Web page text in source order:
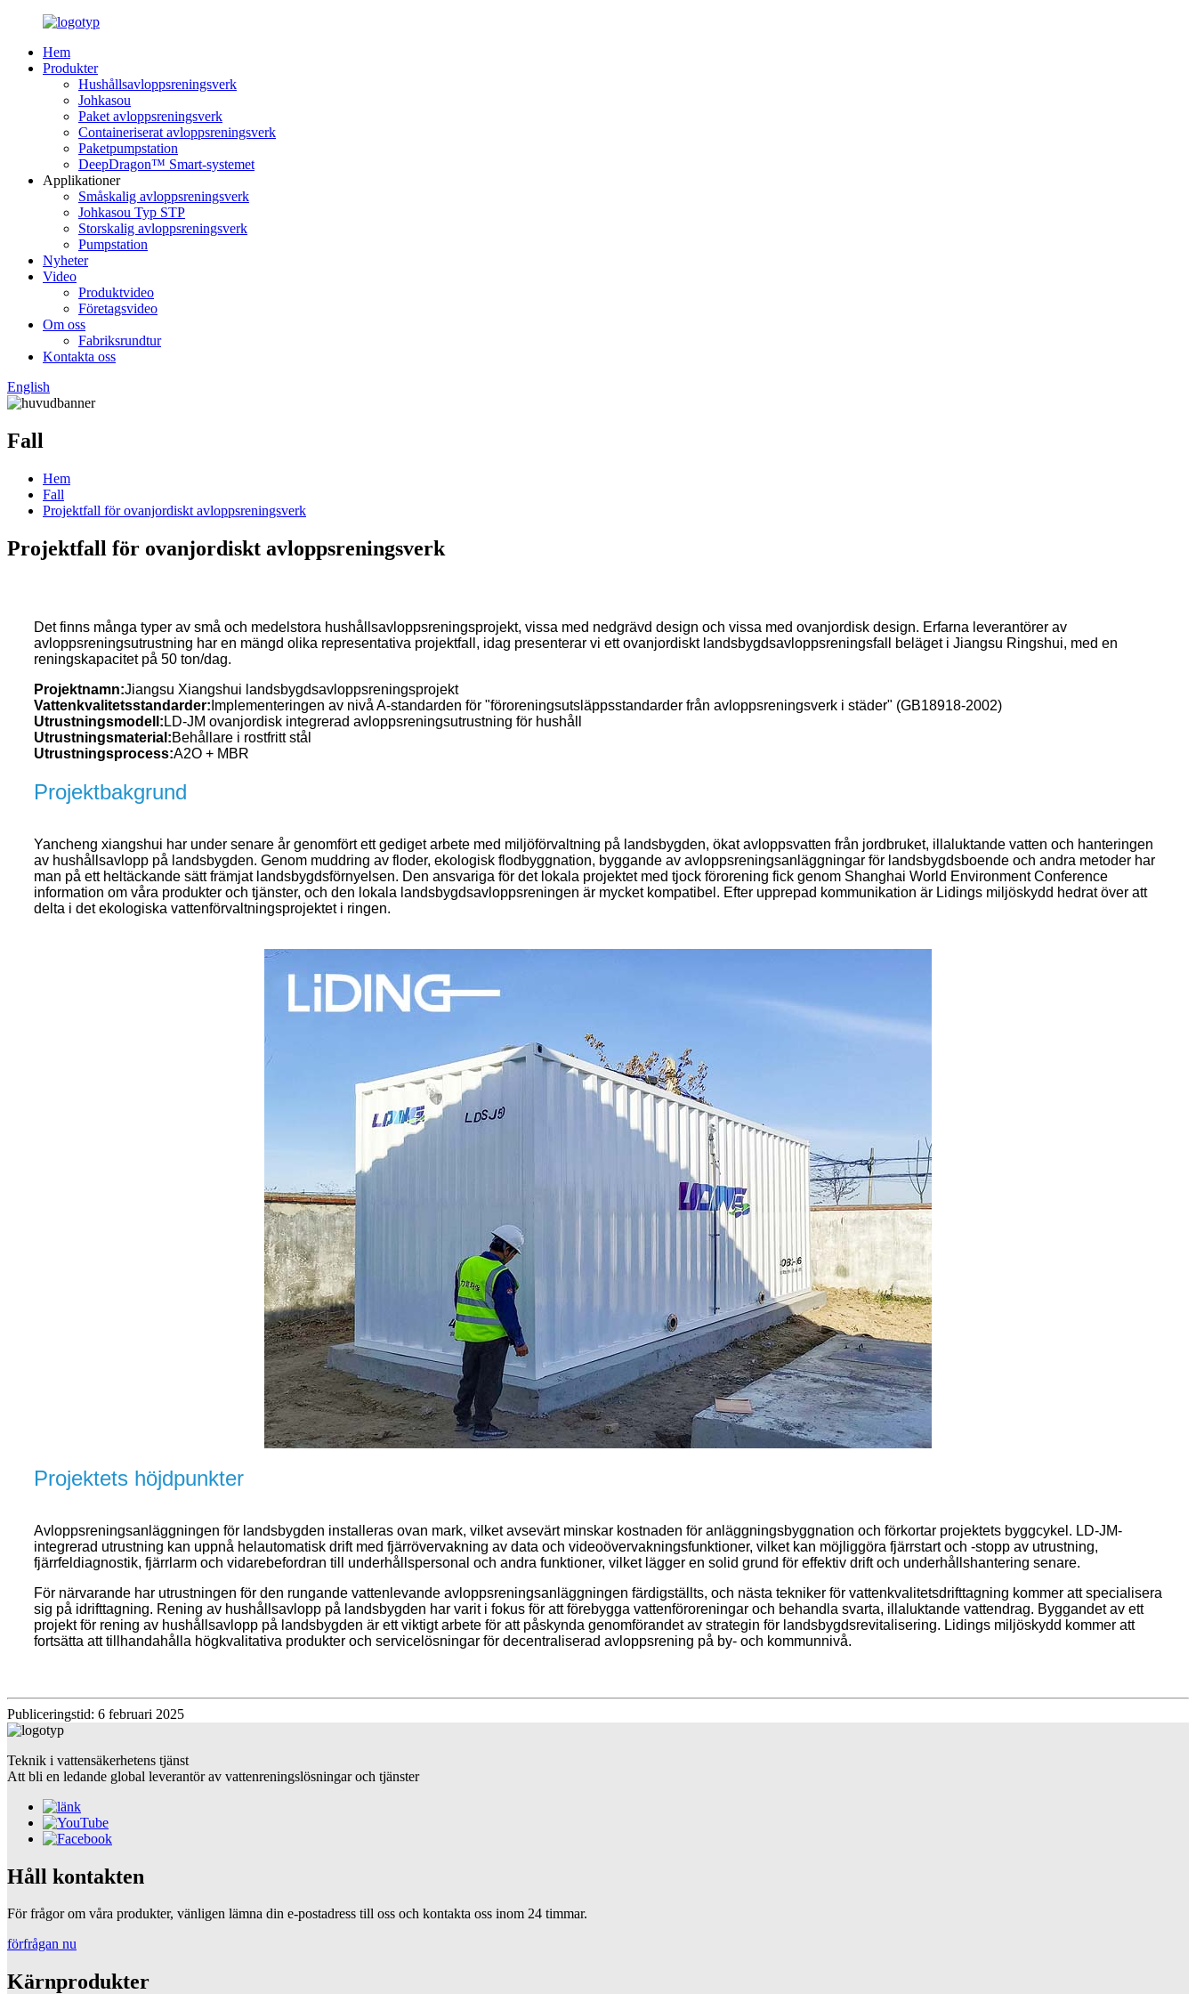
Hem
Produkter
Hushållsavloppsreningsverk
Johkasou
Paket avloppsreningsverk
Containeriserat avloppsreningsverk
Paketpumpstation
DeepDragon™ Smart-systemet
Applikationer
Småskalig avloppsreningsverk
Johkasou Typ STP
Storskalig avloppsreningsverk
Pumpstation
Nyheter
Video
Produktvideo
Företagsvideo
Om oss
Fabriksrundtur
Kontakta oss
English
Fall
Hem
Fall
Projektfall för ovanjordiskt avloppsreningsverk
Projektfall för ovanjordiskt avloppsreningsverk
Det finns många typer av små och medelstora hushållsavloppsreningsprojekt, vissa med nedgrävd design och vissa med ovanjordisk design. Erfarna leverantörer av
avloppsreningsutrustning har en mängd olika representativa projektfall, idag presenterar vi ett ovanjordiskt landsbygdsavloppsreningsfall beläget i Jiangsu Ringshui, med en
reningskapacitet på 50 ton/dag.
Projektnamn:Jiangsu Xiangshui landsbygdsavloppsreningsprojekt
Vattenkvalitetsstandarder: Implementeringen av nivå A-standarden för "föroreningsutsläppsstandarder från avloppsreningsverk i städer" (GB18918-2002)
Utrustningsmodell: LD-JM ovanjordisk integrerad avloppsreningsutrustning för hushåll
Utrustningsmaterial:Behållare i rostfritt stål
Utrustningsprocess:A2O + MBR
Projektbakgrund
Yancheng xiangshui har under senare år genomfört ett gediget arbete med miljöförvaltning på landsbygden, ökat avloppsvatten från jordbruket, illaluktande vatten och hanteringen
av hushållsavlopp på landsbygden. Genom muddring av floder, ekologisk flodbyggnation, byggande av avloppsreningsanläggningar för landsbygdsboende och andra metoder har
man på ett heltäckande sätt främjat landsbygdsförnyelsen. Den ansvariga för det lokala projektet med tjock förorening fick genom Shanghai World Environment Conference
information om våra produkter och tjänster, och den lokala landsbygdsavloppsreningen är mycket kompatibel. Efter upprepad kommunikation är Lidings miljöskydd hedrat över att
delta i det ekologiska vattenförvaltningsprojektet i ringen.
Projektets höjdpunkter
Avloppsreningsanläggningen för landsbygden installeras ovan mark, vilket avsevärt minskar kostnaden för anläggningsbyggnation och förkortar projektets byggcykel. LD-JM-
integrerad utrustning kan uppnå helautomatisk drift med fjärrövervakning av data och videoövervakningsfunktioner, vilket kan möjliggöra fjärrstart och -stopp av utrustning,
fjärrfeldiagnostik, fjärrlarm och vidarebefordran till underhållspersonal och andra funktioner, vilket lägger en solid grund för effektiv drift och underhållshantering senare.
För närvarande har utrustningen för den rungande vattenlevande avloppsreningsanläggningen färdigställts, och nästa tekniker för vattenkvalitetsdrifttagning kommer att specialisera
sig på idrifttagning. Rening av hushållsavlopp på landsbygden har varit i fokus för att förebygga vattenföroreningar och behandla svarta, illaluktande vattendrag. Byggandet av ett
projekt för rening av hushållsavlopp på landsbygden är ett viktigt arbete för att påskynda genomförandet av strategin för landsbygdsrevitalisering. Lidings miljöskydd kommer att
fortsätta att tillhandahålla högkvalitativa produkter och servicelösningar för decentraliserad avloppsrening på by- och kommunnivå.
Publiceringstid: 6 februari 2025
Teknik i vattensäkerhetens tjänst
Att bli en ledande global leverantör av vattenreningslösningar och tjänster
Håll kontakten
För frågor om våra produkter, vänligen lämna din e-postadress till oss och kontakta oss inom 24 timmar.
förfrågan nu
Kärnprodukter